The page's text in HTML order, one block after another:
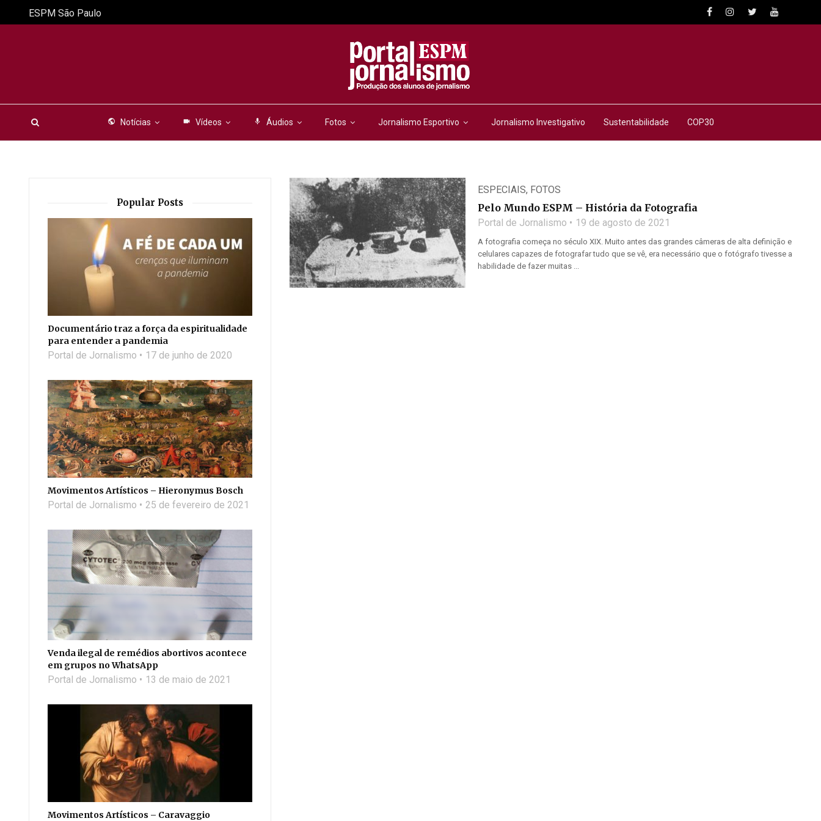
public Notícias videocam Vídeos mic Áudios Fotos Jornalismo Esportivo Jornalismo Investigativo Sustentabilidade COP30
ESPM São Paulo
ESPECIAIS, FOTOS
Pelo Mundo ESPM – História da Fotografia
Portal de Jornalismo 19 de agosto de 2021
A fotografia começa no século XIX. Muito antes das grandes câmeras de alta definição e
celulares capazes de fotografar tudo que se vê, era necessário que o fotógrafo tivesse a
habilidade de fazer muitas ...
Popular Posts
Documentário traz a força da espiritualidade
para entender a pandemia
Portal de Jornalismo 17 de junho de 2020
Movimentos Artísticos – Hieronymus Bosch
Portal de Jornalismo 25 de fevereiro de 2021
Venda ilegal de remédios abortivos acontece
em grupos no WhatsApp
Portal de Jornalismo 13 de maio de 2021
Movimentos Artísticos – Caravaggio